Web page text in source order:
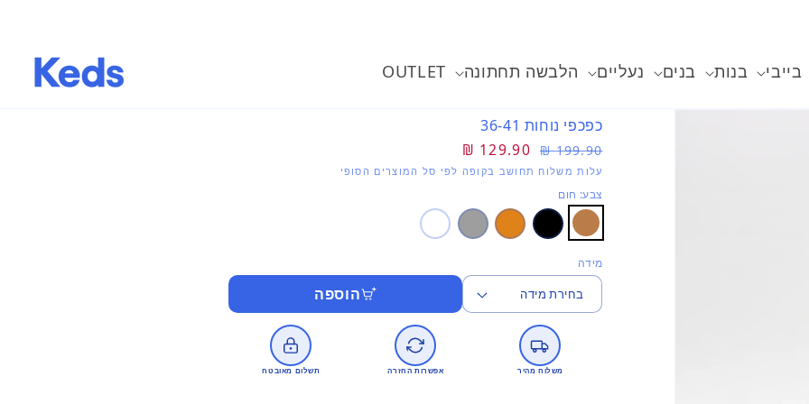
בייבי בנות בנים נעליים הלבשה תחתונה OUTLET
כפכפי נוחות 36-41
מחיר
רגיל
199.90 ₪
מחיר
מבצע
129.90 ₪
עלות משלוח תחושב בקופה לפי סל המוצרים הסופי
צבע: חום
מידה
הוספה
משלוח מהיר אפשרות החזרה תשלום מאובטח